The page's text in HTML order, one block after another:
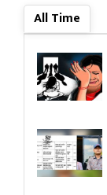
All Time